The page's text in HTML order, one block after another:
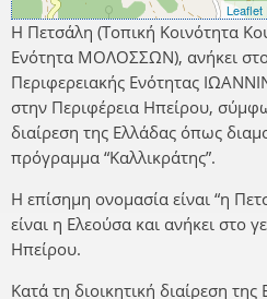
Leaflet
Η Πετσάλη (Τοπική Κοινότητα
Ενότητα ΜΟΛΟΣΣΩΝ), ανήκει
Περιφερειακής Ενότητας
στην Περιφέρεια Ηπείρου,
διαίρεση της Ελλάδας όπως
πρόγραμμα “Καλλικράτης”.
Η επίσημη ονομασία είναι “η
είναι η Ελεούσα και ανήκει στο
Ηπείρου.
Κατά τη διοικητική διαίρεση